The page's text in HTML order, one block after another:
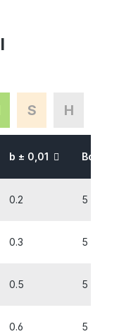
S H
b ± 0,01
0.2 5
0.3 5
0.5 5
0.6 5